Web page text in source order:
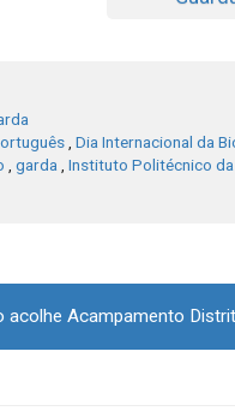
Dia Internacional da
garda Instituto Politécnico da